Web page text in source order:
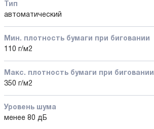
Тип
автоматический
Мин. плотность бумаги при биговании
110 г/м2
Макс. плотность бумаги при биговании
350 г/м2
Уровень шума
менее 80 дБ